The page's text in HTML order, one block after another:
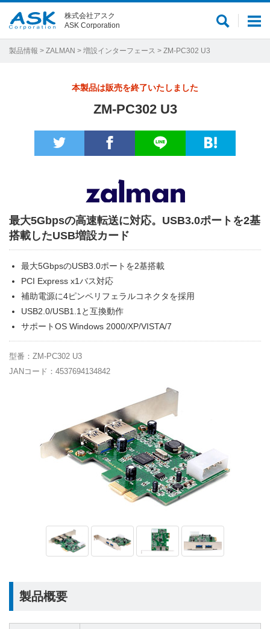
メ
サ
株式会社アスク
ASK Corporation
製品情報 > ZALMAN > 増設インターフェース > ZM-PC302 U3
本製品は販売を終了いたしました
ZM-PC302 U3
最大5Gbpsの高速転送に対応。USB3.0ポートを2基
搭載したUSB増設カード
最大5GbpsのUSB3.0ポートを2基搭載
PCI Express x1バス対応
補助電源に4ピンペリフェラルコネクタを採用
USB2.0/USB1.1と互換動作
サポートOS Windows 2000/XP/VISTA/7
型番：ZM-PC302 U3
JANコード：4537694134842
製品概要